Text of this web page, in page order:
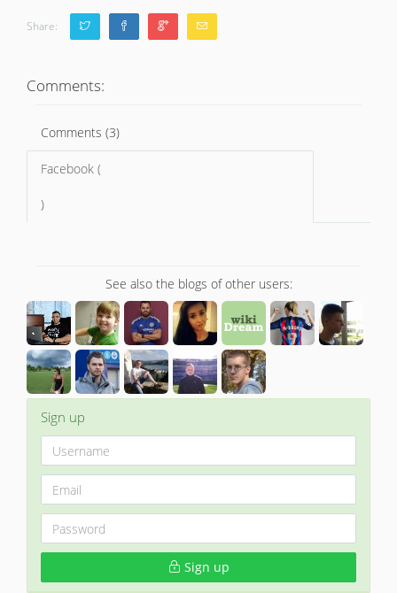
Share:
Comments:
Comments (3)
Facebook (
)
See also the blogs of other users:
Sign up
Sign up